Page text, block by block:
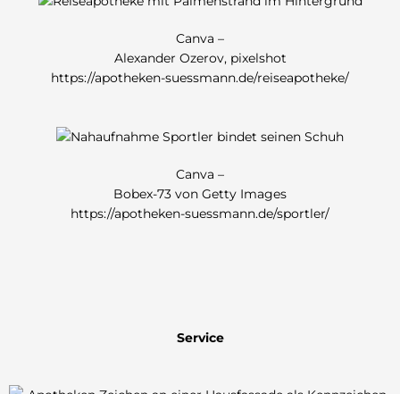
Canva –
Alexander Ozerov, pixelshot
https://apotheken-suessmann.de/reiseapotheke/
Canva –
Bobex-73 von Getty Images
https://apotheken-suessmann.de/sportler/
Service